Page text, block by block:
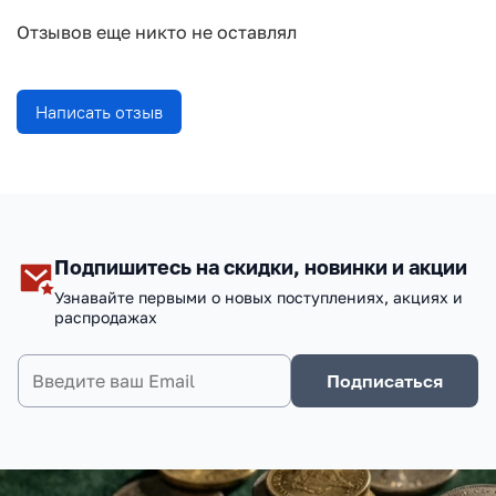
Отзывов еще никто не оставлял
Написать отзыв
Подпишитесь на скидки, новинки и акции
Узнавайте первыми о новых поступлениях, акциях и
распродажах
Подписаться